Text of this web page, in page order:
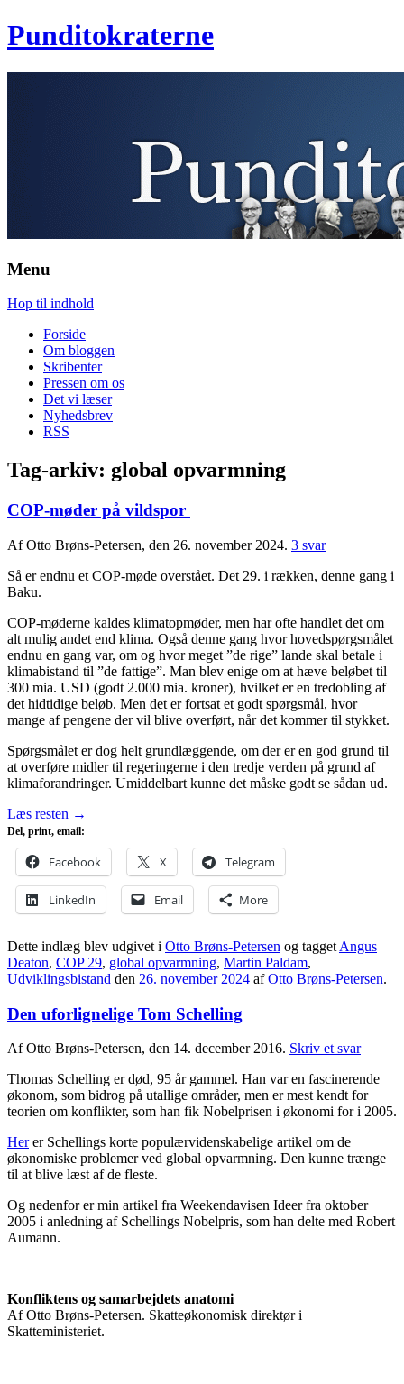
Punditokraterne
Menu
Hop til indhold
Forside
Om bloggen
Skribenter
Pressen om os
Det vi læser
Nyhedsbrev
RSS
Tag-arkiv: global opvarmning
COP-møder på vildspor
Af Otto Brøns-Petersen, den 26. november 2024. 3 svar
Så er endnu et COP-møde overstået. Det 29. i rækken, denne gang i
Baku.
COP-møderne kaldes klimatopmøder, men har ofte handlet det om
alt mulig andet end klima. Også denne gang hvor hovedspørgsmålet
endnu en gang var, om og hvor meget ”de rige” lande skal betale i
klimabistand til ”de fattige”. Man blev enige om at hæve beløbet til
300 mia. USD (godt 2.000 mia. kroner), hvilket er en tredobling af
det hidtidige beløb. Men det er fortsat et godt spørgsmål, hvor
mange af pengene der vil blive overført, når det kommer til stykket.
Spørgsmålet er dog helt grundlæggende, om der er en god grund til
at overføre midler til regeringerne i den tredje verden på grund af
klimaforandringer. Umiddelbart kunne det måske godt se sådan ud.
Læs resten →
Del, print, email:
Facebook X Telegram
LinkedIn Email More
Dette indlæg blev udgivet i Otto Brøns-Petersen og tagget Angus
Deaton, COP 29, global opvarmning, Martin Paldam,
Udviklingsbistand den 26. november 2024 afOtto Brøns-Petersen.
Den uforlignelige Tom Schelling
Af Otto Brøns-Petersen, den 14. december 2016. Skriv et svar
Thomas Schelling er død, 95 år gammel. Han var en fascinerende
økonom, som bidrog på utallige områder, men er mest kendt for
teorien om konflikter, som han fik Nobelprisen i økonomi for i 2005.
Herer Schellings korte populærvidenskabelige artikel om de
økonomiske problemer ved global opvarmning. Den kunne trænge
til at blive læst af de fleste.
Og nedenfor er min artikel fra Weekendavisen Ideer fra oktober
2005 i anledning af Schellings Nobelpris, som han delte med Robert
Aumann.
Konfliktens og samarbejdets anatomi
Af Otto Brøns-Petersen. Skatteøkonomisk direktør i
Skatteministeriet.